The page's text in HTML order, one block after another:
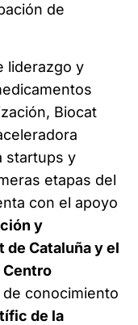
de
liderazgo y
Biocat
startups y
etapas del
con el apoyo
y
de Cataluña y el
Centro
conocimiento
de la